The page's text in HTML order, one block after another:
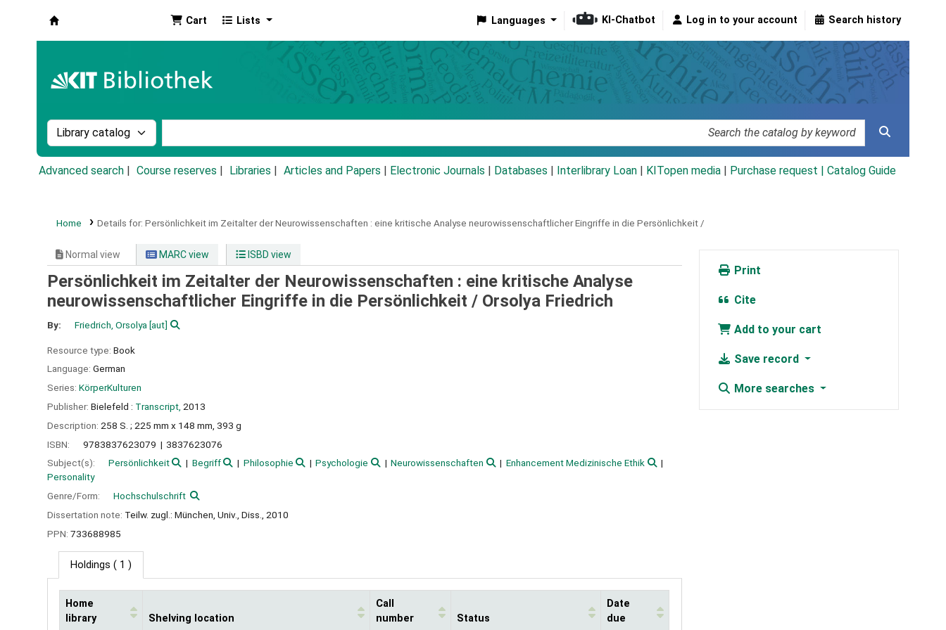
Cart Lists Languages KI-Chatbot Log in to your account Search history
Search the catalog by:
Advanced search Course reserves Libraries Articles and Papers Electronic Journals Databases Interlibrary Loan KITopen media Purchase request | Catalog Guide
Home Details for: Persönlichkeit im Zeitalter der Neurowissenschaften : eine kritische Analyse neurowissenschaftlicher Eingriffe in die Persönlichkeit /
Normal view MARC view ISBD view
Persönlichkeit im Zeitalter der Neurowissenschaften : eine kritische Analyse
neurowissenschaftlicher Eingriffe in die Persönlichkeit / Orsolya Friedrich
By: Friedrich, Orsolya [aut]
Resource type: Book
Language: German
Series: KörperKulturen
Publisher: Bielefeld : Transcript, 2013
Description: 258 S. ; 225 mm x 148 mm, 393 g
ISBN:
9783837623079
3837623076
Subject(s):
Persönlichkeit Begriff Philosophie Psychologie Neurowissenschaften
Enhancement Medizinische Ethik
Personality
Genre/Form:
Hochschulschrift
Dissertation note: Teilw. zugl.: München, Univ., Diss., 2010
PPN: 733688985
Holdings ( 1 )
Home
library
Shelving location
Call
number
Status
Date
due
Print
Cite
Add to your cart
Save record
More searches